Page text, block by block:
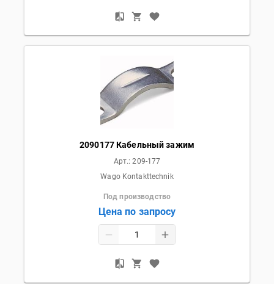
2090177 Кабельный зажим
Арт.:209-177
Wago Kontakttechnik
Под производство
Цена по запросу